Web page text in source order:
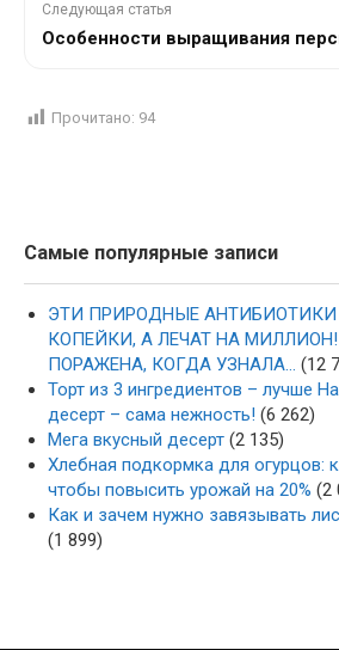
Следующая статья
Особенности выращивания
Прочитано: 94
Самые популярные записи
ЭТИ ПРИРОДНЫЕ АНТИБИОТИКИ
КОПЕЙКИ, А ЛЕЧАТ НА
ПОРАЖЕНА, КОГДА УЗНАЛА… (12
Торт из 3 ингредиентов – лучше
десерт – сама нежность! (6 262)
Мега вкусный десерт (2 135)
Хлебная подкормка для огурцов:
чтобы повысить урожай на 20% (2
Как и зачем нужно завязывать
(1 899)